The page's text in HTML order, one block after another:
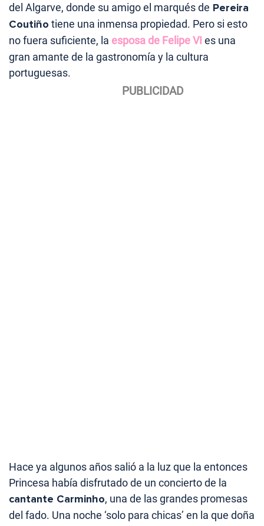
del Algarve, donde su amigo el marqués de Pereira
Coutiño tiene una inmensa propiedad. Pero si esto
no fuera suficiente, la esposa de Felipe VI es una
gran amante de la gastronomía y la cultura
portuguesas.
Hace ya algunos años salió a la luz que la entonces
Princesa había disfrutado de un concierto de la
cantante Carminho, una de las grandes promesas
del fado. Una noche ‘solo para chicas’ en la que doña